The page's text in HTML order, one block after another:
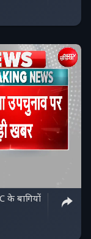
के बागियों